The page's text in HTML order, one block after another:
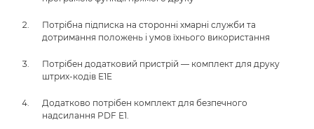
Потрібна підписка на сторонні хмарні служби та
дотримання положень і умов їхнього використання
Потрібен додатковий пристрій — комплект для друку
штрих-кодів E1E
Додатково потрібен комплект для безпечного
надсилання PDF E1.